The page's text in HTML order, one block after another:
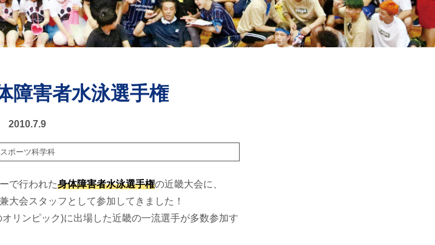
障害者水泳選手権
2010.7.9
スポーツ科学科
で行われた身体障害者水泳選手権の近畿大会に、
大会スタッフとして参加してきました！
リンピック)に出場した近畿の一流選手が多数参加す